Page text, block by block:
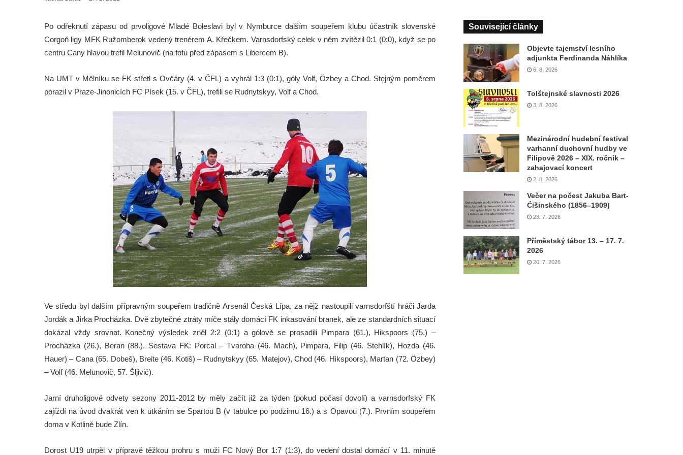
Po odřeknutí zápasu od prvoligové Mladé Boleslavi byl v Nymburce dalším soupeřem klubu účastník slovenské
Corgoň ligy MFK Ružomberok vedený trenérem A. Křečkem. Varnsdorfský celek v něm zvítězil 0:1 (0:0), když se po
centru Cany hlavou trefil Melunovič (na fotu před zápasem s Libercem B).
Na UMT v Mělníku se FK střetl s Ovčáry (4. v ČFL) a vyhrál 1:3 (0:1), góly Volf, Özbey a Chod. Stejným poměrem
porazil v Praze-Jinonicích FC Písek (15. v ČFL), trefili se Rudnytskyy, Volf a Chod.
Ve středu byl dalším přípravným soupeřem tradičně Arsenál Česká Lípa, za nějž nastoupili varnsdorfští hráči Jarda
Jordák a Jirka Procházka. Dvě zbytečné ztráty míče stály domácí FK inkasování branek, ale ze standardních situací
dokázal vždy srovnat. Konečný výsledek zněl 2:2 (0:1) a gólově se prosadili Pimpara (61.), Hikspoors (75.) –
Procházka (26.), Beran (88.). Sestava FK: Porcal – Tvaroha (46. Mach), Pimpara, Filip (46. Stehlík), Hozda (46.
Hauer) – Cana (65. Dobeš), Breite (46. Kotiš) – Rudnytskyy (65. Matejov), Chod (46. Hikspoors), Martan (72. Özbey)
– Volf (46. Melunovič, 57. Šljivič).
Jarní druholigové odvety sezony 2011-2012 by měly začít již za týden (pokud počasí dovolí) a varnsdorfský FK
zajíždí na úvod dvakrát ven k utkáním se Spartou B (v tabulce po podzimu 16.) a s Opavou (7.). Prvním soupeřem
doma v Kotlině bude Zlín.
Dorost U19 utrpěl v přípravě těžkou prohru s muži FC Nový Bor 1:7 (1:3), do vedení dostal domácí v 11. minutě
Související články
Objevte tajemství lesního
adjunkta Ferdinanda Náhlíka
6. 8. 2026
Tolštejnské slavnosti 2026
3. 8. 2026
Mezinárodní hudební festival
varhanní duchovní hudby ve
Filipově 2026 – XIX. ročník –
zahajovací koncert
2. 8. 2026
Večer na počest Jakuba Bart-
Ćišinského (1856–1909)
23. 7. 2026
Příměstský tábor 13. – 17. 7.
2026
20. 7. 2026